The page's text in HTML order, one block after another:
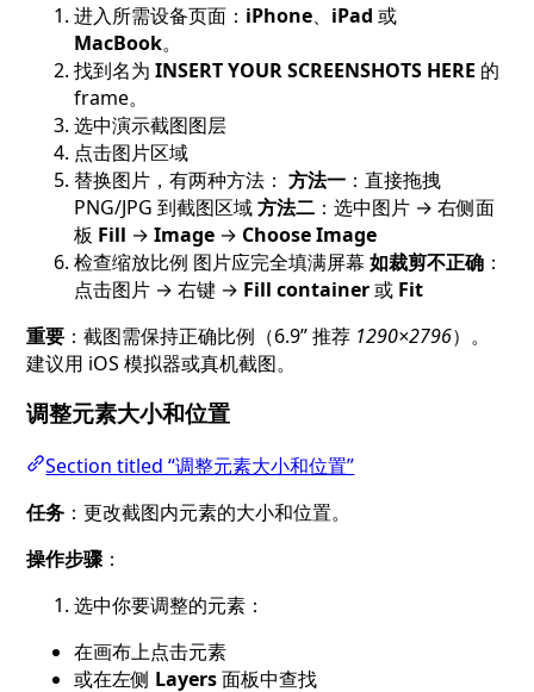
进入所需设备页面： iPhone、 iPad 或
MacBook。
找到名为INSERT YOUR SCREENSHOTS HERE 的
frame。
选中演示截图图层
点击图片区域
替换图片，有两种方法：方法一 ：直接拖拽
PNG/JPG 到截图区域方法二 ：选中图片 → 右侧面
板 Fill →Image → Choose Image
检查缩放比例 图片应完全填满屏幕如裁剪不正确 ：
点击图片 → 右键 → Fill container或 Fit
重要 ：截图需保持正确比例（6.9” 推荐 1290×2796）。
建议用 iOS 模拟器或真机截图。
调整元素大小和位置
Section titled “调整元素大小和位置”
任务 ：更改截图内元素的大小和位置。
操作步骤：
选中你要调整的元素：
在画布上点击元素
或在左侧 Layers面板中查找